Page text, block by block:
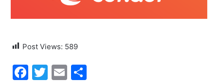
Post Views: 589
Facebook
Twitter
Email